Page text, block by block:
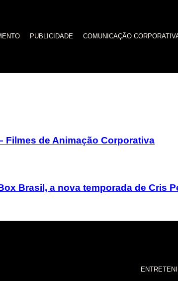
PUBLICIDADE COMUNICAÇÃO
Filmes de Animação Corporativa
Brasil, a nova temporada de Cris